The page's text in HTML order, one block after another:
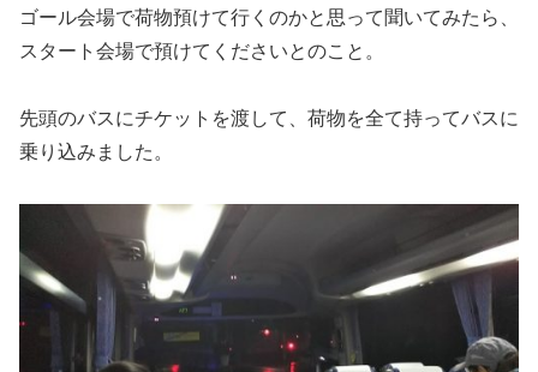
ゴール会場で荷物預けて行くのかと思って聞いてみたら、
スタート会場で預けてくださいとのこと。
先頭のバスにチケットを渡して、荷物を全て持ってバスに
乗り込みました。